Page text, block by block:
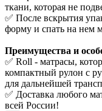
ткани, которая не
✅ После вскрытия
форму и спать на нем
Преимущества и
✅ Roll - матрасы,
компактный рулон с
для дальнейшей
✅ Доставка любого
всей России!